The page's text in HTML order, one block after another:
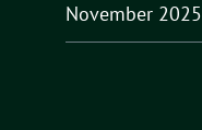
November 2025